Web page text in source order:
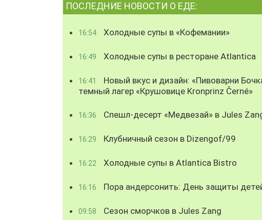
ПОСЛЕДНИЕ НОВОСТИ О ЕДЕ:
16:54 Холодные супы в «Кофемании»
16:49 Холодные супы в ресторане Atlantica
16:41
Новый вкус и дизайн: «Пивоварни
темный лагер «Крушовице Kronprinz Černé»
16:36 Спешл-десерт «Медвезай» в Jules
16:29 Клубничный сезон в Dizengof/99
16:22 Холодные супы в Atlantica Bistro
16:16 Пора андерсонить: День защиты
09:58 Сезон сморчков в Jules Zang